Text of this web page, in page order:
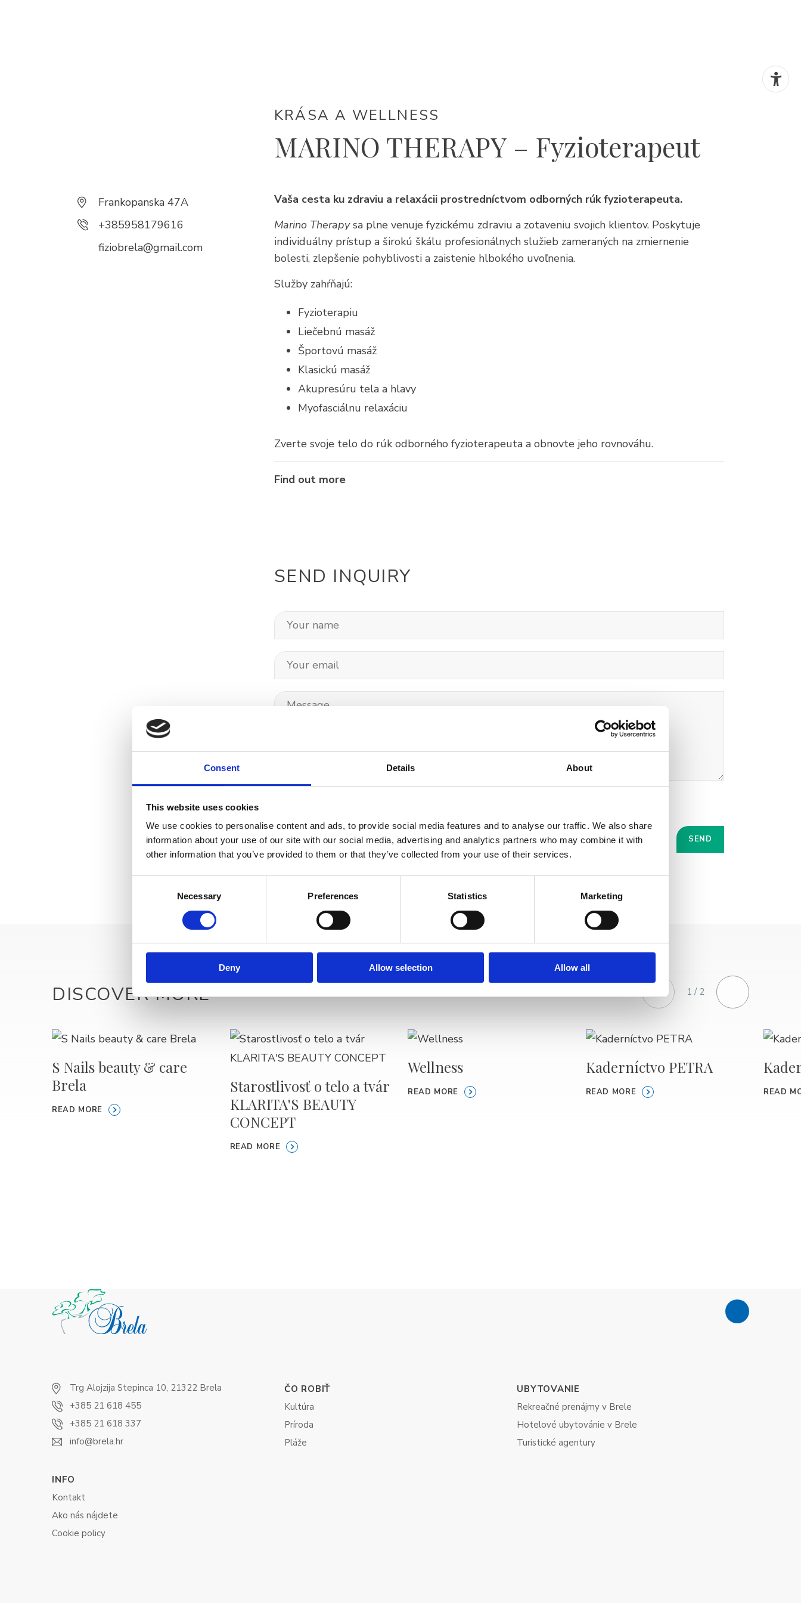
Consent Details About
This website uses cookies
We use cookies to personalise content and ads, to provide social media features and to analyse our traffic. We also share
information about your use of our site with our social media, advertising and analytics partners who may combine it with
other information that you’ve provided to them or that they’ve collected from your use of their services.
Necessary Preferences Statistics Marketing
Deny Allow selection Allow all
KRÁSA A WELLNESS
MARINO THERAPY – Fyzioterapeut
Frankopanska 47A
+385958179616
fiziobrela@gmail.com
Vaša cesta ku zdraviu a relaxácii prostredníctvom odborných rúk fyzioterapeuta.
Marino Therapysa plne venuje fyzickému zdraviu a zotaveniu svojich klientov. Poskytuje
individuálny prístup a širokú škálu profesionálnych služieb zameraných na zmiernenie
bolesti, zlepšenie pohyblivosti a zaistenie hlbokého uvoľnenia.
Služby zahŕňajú:
Fyzioterapiu
Liečebnú masáž
Športovú masáž
Klasickú masáž
Akupresúru tela a hlavy
Myofasciálnu relaxáciu
Zverte svoje telo do rúk odborného fyzioterapeuta a obnovte jeho rovnováhu.
Find out more
SEND INQUIRY
DISCOVER MORE
S Nails beauty & care
Brela
READ MORE
Starostlivosť o telo a tvár
KLARITA'S BEAUTY
CONCEPT
READ MORE
Wellness
READ MORE
Kaderníctvo PETRA
READ MORE READ
1 / 2
Trg Alojzija Stepinca 10, 21322 Brela
+385 21 618 455
+385 21 618 337
info@brela.hr
ČO ROBIŤ
Kultúra
Príroda
Pláže
UBYTOVANIE
Rekreačné prenájmy v Brele
Hotelové ubytovánie v Brele
Turistické agentury
INFO
Kontakt
Ako nás nájdete
Cookie policy